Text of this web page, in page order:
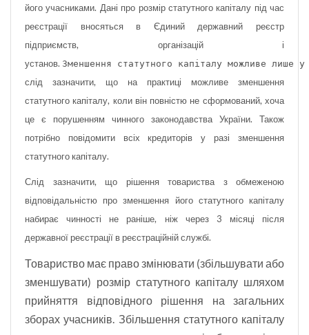
його учасниками. Дані про розмір статутного капіталу під час
реєстрації вносяться в Єдиний державний реєстр
підприємств, організацій і
установ. Зменшення статутного капіталу можливе лише
слід зазначити, що на практиці можливе зменшення
статутного капіталу, коли він повністю не сформований, хоча
це є порушенням чинного законодавства України. Також
потрібно повідомити всіх кредиторів у разі зменшення
статутного капіталу.
Слід зазначити, що рішення товариства з обмеженою
відповідальністю про зменшення його статутного капіталу
набирає чинності не раніше, ніж через 3 місяці після
державної реєстрації в реєстраційній службі.
Товариство має право змінювати (збільшувати або
зменшувати) розмір статутного капіталу шляхом
прийняття відповідного рішення на загальних
зборах учасників. Збільшення статутного капіталу